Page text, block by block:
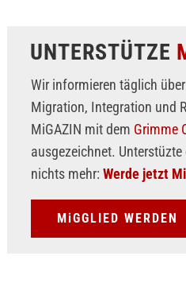
UNTERSTÜTZE
Wir informieren täglich
Migration, Integration und
MiGAZIN mit dem Grimme
ausgezeichnet.
nichts mehr: Werde jetzt
MiGGLIED WERDEN